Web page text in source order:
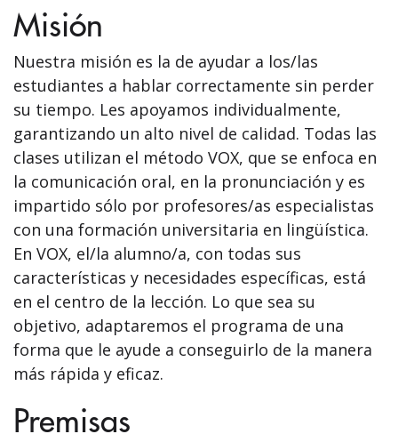
Misión
Nuestra misión es la de ayudar a los/las
estudiantes a hablar correctamente sin perder
su tiempo. Les apoyamos individualmente,
garantizando un alto nivel de calidad. Todas las
clases utilizan el método VOX, que se enfoca en
la comunicación oral, en la pronunciación y es
impartido sólo por profesores/as especialistas
con una formación universitaria en lingüística.
En VOX, el/la alumno/a, con todas sus
características y necesidades específicas, está
en el centro de la lección. Lo que sea su
objetivo, adaptaremos el programa de una
forma que le ayude a conseguirlo de la manera
más rápida y eficaz.
Premisas